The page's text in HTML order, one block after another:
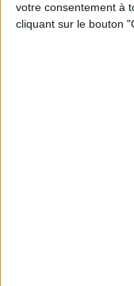
votre consentement à
cliquant sur le bouton